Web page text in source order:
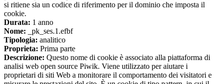
si ritiene sia un codice di riferimento per il dominio che imposta il
cookie.
Durata: 1 anno
Nome: _pk_ses.1.efbf
Tipologia: analitico
Proprieta: Prima parte
Descrizione: Questo nome di cookie è associato alla piattaforma di
analisi web open source Piwik. Viene utilizzato per aiutare i
proprietari di siti Web a monitorare il comportamento dei visitatori e